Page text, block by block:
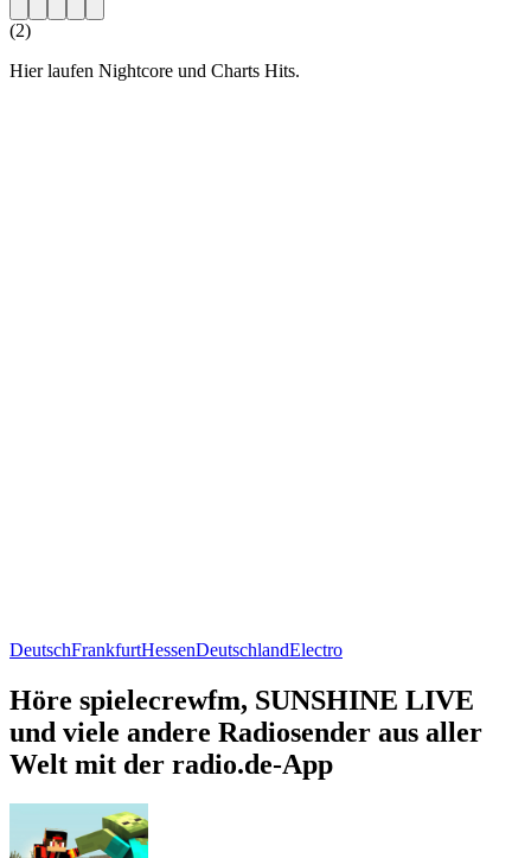
(2)
Hier laufen Nightcore und Charts Hits.
DeutschFrankfurtHessenDeutschlandElectro
Höre spielecrewfm, SUNSHINE LIVE
und viele andere Radiosender aus aller
Welt mit der radio.de-App